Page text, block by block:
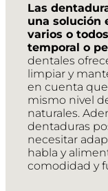
Las
una solución
varios o
temporal o
dentales
limpiar y
en cuenta
mismo nivel
naturales.
dentaduras
necesitar
habla y
comodidad y